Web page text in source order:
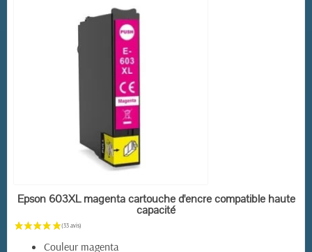
EN STOCK
Epson 603XL magenta cartouche d'encre compatible haute
capacité
Couleur magenta